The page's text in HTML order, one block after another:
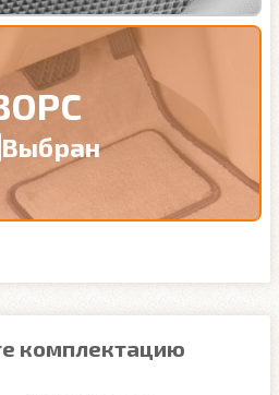
Выбран
комплектацию